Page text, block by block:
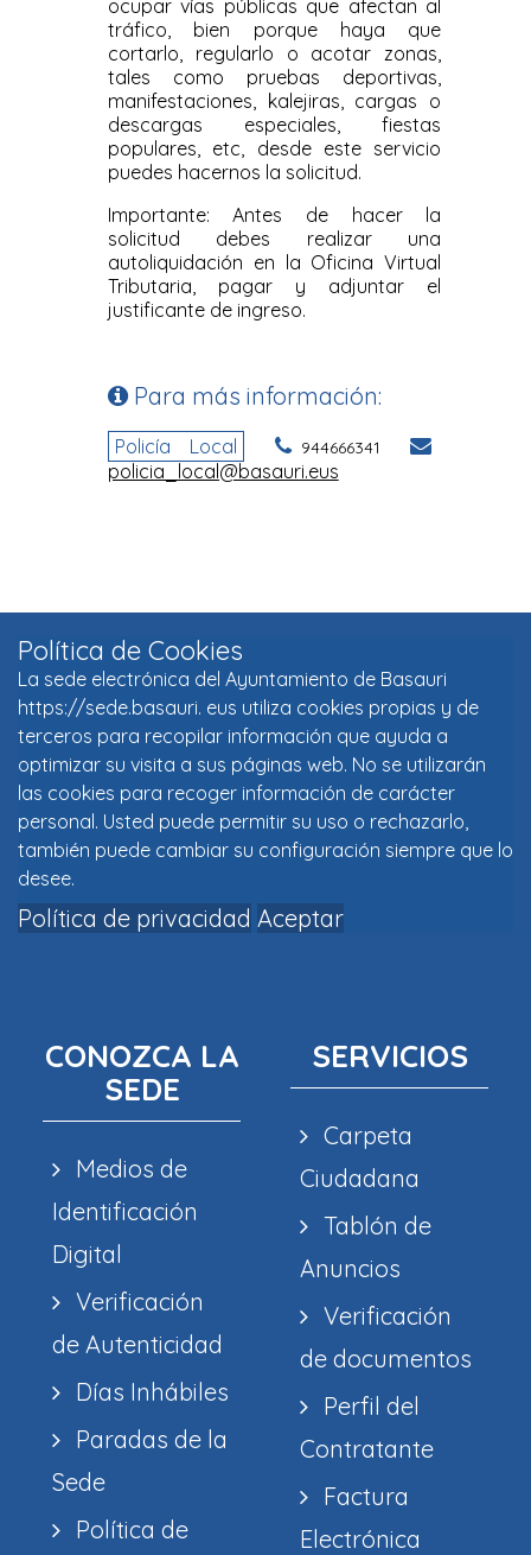
Política de Cookies
La sede electrónica del Ayuntamiento de Basauri
https://sede.basauri. eus utiliza cookies propias y de
terceros para recopilar información que ayuda a
optimizar su visita a sus páginas web. No se utilizarán
las cookies para recoger información de carácter
personal. Usted puede permitir su uso o rechazarlo,
también puede cambiar su configuración siempre que lo
desee.
Política de privacidad Aceptar
CONOZCA LA
SEDE
Medios de
Identificación
Digital
Verificación
de Autenticidad
Días Inhábiles
Paradas de la
Sede
Política de
SERVICIOS
Carpeta
Ciudadana
Tablón de
Anuncios
Verificación
de documentos
Perfil del
Contratante
Factura
Electrónica